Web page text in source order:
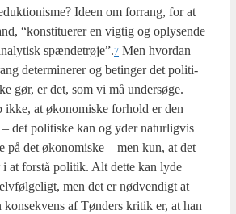
Ide­en om for­rang, for at
“kon­sti­tu­e­rer en vig­tig og oply­sen­de
spændetrøje”.7 Men hvor­dan
deter­mi­ne­rer og betin­ger det poli­ti­
gør, er det, som vi må under­sø­ge.
ikke, at øko­no­mi­ske for­hold er den
– det poli­ti­ske kan og yder natur­lig­vis
på det øko­no­mi­ske – men kun, at det
i at for­stå poli­tik. Alt det­te kan lyde
men det er nød­ven­digt at
af Tøn­ders kri­tik er, at han